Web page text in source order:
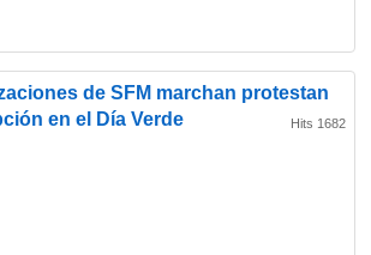
de SFM marchan protestan
en el Día Verde
Hits 1682